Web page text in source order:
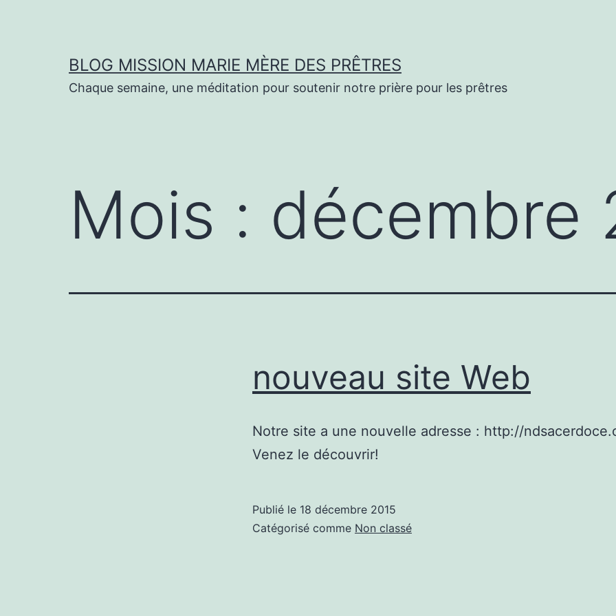
BLOG MISSION MARIE MÈRE DES PRÊTRES
Chaque semaine, une méditation pour soutenir notre prière pour les prêtres
Mois : décembre
nouveau site Web
Notre site a une nouvelle adresse : http://
Venez le découvrir!
Publié le 18 décembre 2015
Catégorisé comme Non classé